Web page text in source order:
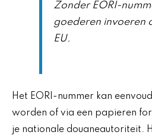
Zonder EORI-
goederen invoeren
EU.
Het EORI-nummer kan
worden of via een papieren
je nationale douaneautoriteit.